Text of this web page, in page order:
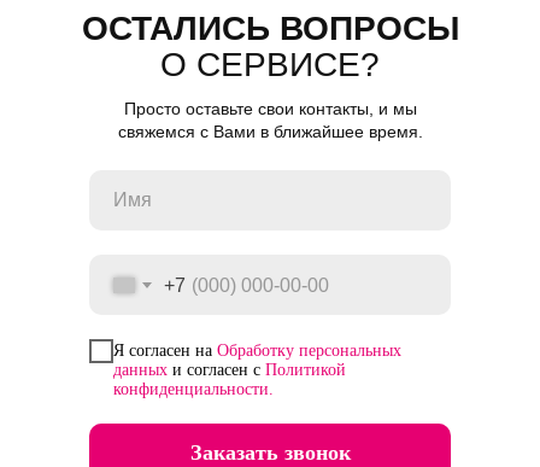
ОСТАЛИСЬ ВОПРОСЫ
О СЕРВИСЕ?
Просто оставьте свои контакты, и мы
свяжемся с Вами в ближайшее время.
+7
Я согласен на Обработку персональных
данных и согласен с Политикой
конфиденциальности.
Заказать звонок